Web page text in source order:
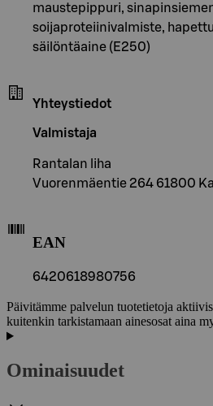
maustepippuri,
soijaproteiinivalmiste,
säilöntäaine (E250)
Yhteystiedot
Valmistaja
Rantalan liha
Vuorenmäentie 264 61800
EAN
6420618980756
Päivitämme palvelun tuotetietoja
kuitenkin tarkistamaan ainesosat aina
Ominaisuudet